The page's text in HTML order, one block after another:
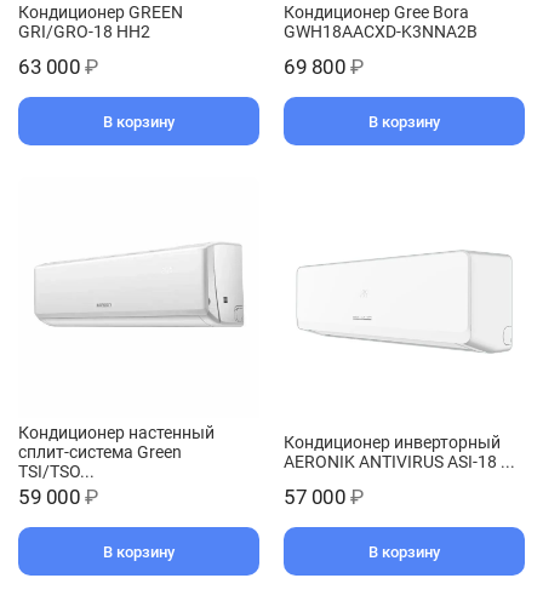
Кондиционер GREEN
GRI/GRO-18 HH2
63 000 ₽
В корзину
Кондиционер Gree Bora
GWH18AACXD-K3NNA2B
69 800 ₽
В корзину
Кондиционер настенный
сплит-система Green
TSI/TSO...
59 000 ₽
В корзину
Кондиционер инвертoрный
AERONIK ANTIVIRUS ASI-18 ...
57 000 ₽
В корзину